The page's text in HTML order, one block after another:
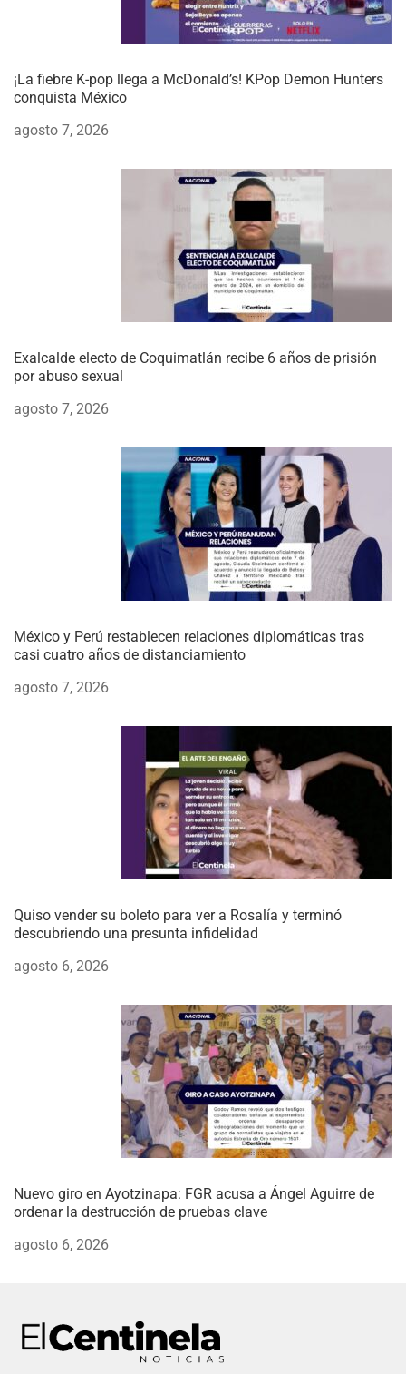
¡La fiebre K-pop llega a McDonald’s! KPop Demon Hunters
conquista México
agosto 7, 2026
Exalcalde electo de Coquimatlán recibe 6 años de prisión
por abuso sexual
agosto 7, 2026
México y Perú restablecen relaciones diplomáticas tras
casi cuatro años de distanciamiento
agosto 7, 2026
Quiso vender su boleto para ver a Rosalía y terminó
descubriendo una presunta infidelidad
agosto 6, 2026
Nuevo giro en Ayotzinapa: FGR acusa a Ángel Aguirre de
ordenar la destrucción de pruebas clave
agosto 6, 2026